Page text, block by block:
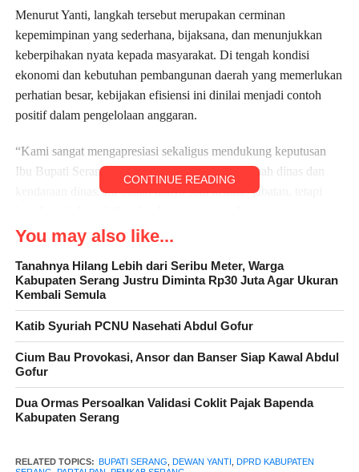
Menurut Yanti, langkah tersebut merupakan cerminan
kepemimpinan yang sederhana, bijaksana, dan menunjukkan
keberpihakan nyata kepada masyarakat. Di tengah kondisi
ekonomi dan kebutuhan pembangunan daerah yang memerlukan
perhatian besar, kebijakan efisiensi ini dinilai menjadi contoh
positif dalam pengelolaan anggaran.
“Kami sangat mengapresiasi sekaligus mendukung keputusan
Ibu Bupati Serang yang tidak menggunakan rumah dinas dan
kendaraan dinas. Ini bukan hanya soal fasilitas jabatan, tetapi
terhadap masyarakat,” ujar Yanti.
Sekretaris Komisi II sekaligus Sekretaris Fraksi PAN DPRD
Kabupaten Serang ini menilai, pengalihan anggaran fasilitas
dinas ke program yang menyentuh langsung kebutuhan publik
adalah langkah yang sangat tepat.
Ia mendorong agar efisiensi anggaran tersebut dialokasikan ke
Infrastruktur
CONTINUE READING
You may also like...
Tanahnya Hilang Lebih dari Seribu Meter, Warga
Kabupaten Serang Justru Diminta Rp30 Juta Agar Ukuran
Kembali Semula
Katib Syuriah PCNU Nasehati Abdul Gofur
Cium Bau Provokasi, Ansor dan Banser Siap Kawal Abdul
Gofur
Dua Ormas Persoalkan Validasi Coklit Pajak Bapenda
Kabupaten Serang
RELATED TOPICS: BUPATI SERANG DEWAN YANTI DPRD KABUPATEN